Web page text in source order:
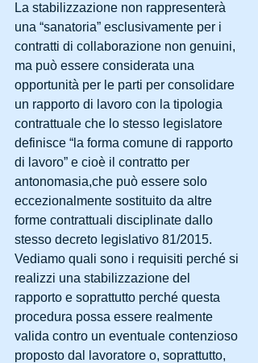
La stabilizzazione non rappresenterà
una “sanatoria” esclusivamente per i
contratti di collaborazione non genuini,
ma può essere considerata una
opportunità per le parti per consolidare
un rapporto di lavoro con la tipologia
contrattuale che lo stesso legislatore
definisce “la forma comune di rapporto
di lavoro” e cioè il contratto per
antonomasia,che può essere solo
eccezionalmente sostituito da altre
forme contrattuali disciplinate dallo
stesso decreto legislativo 81/2015.
Vediamo quali sono i requisiti perché si
realizzi una stabilizzazione del
rapporto e soprattutto perché questa
procedura possa essere realmente
valida contro un eventuale contenzioso
proposto dal lavoratore o, soprattutto,